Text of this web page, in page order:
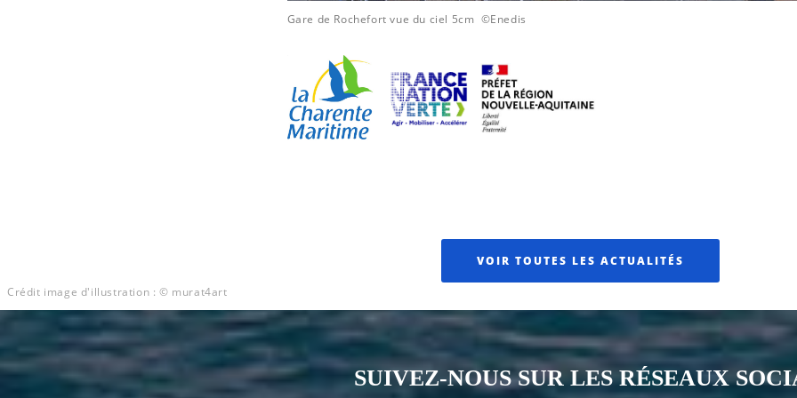
Gare de Rochefort vue du ciel 5cm ©Enedis
VOIR TOUTES LES ACTUALITÉS
Crédit image d'illustration : © murat4art
SUIVEZ-NOUS SUR LES RÉSEAUX